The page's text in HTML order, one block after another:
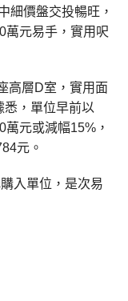
細價盤交投暢旺，
萬元易手，實用呎
高層D室，實用面
，單位早前以
元或減幅15%，
元。
入單位，是次易